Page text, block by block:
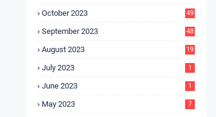
October 2023 49
September 2023 48
August 2023 19
July 2023 1
June 2023 1
May 2023 7